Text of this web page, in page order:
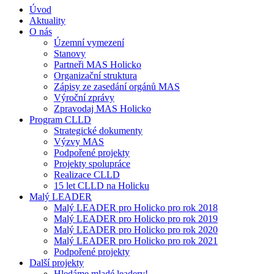
Úvod
Aktuality
O nás
Územní vymezení
Stanovy
Partneři MAS Holicko
Organizační struktura
Zápisy ze zasedání orgánů MAS
Výroční zprávy
Zpravodaj MAS Holicko
Program CLLD
Strategické dokumenty
Výzvy MAS
Podpořené projekty
Projekty spolupráce
Realizace CLLD
15 let CLLD na Holicku
Malý LEADER
Malý LEADER pro Holicko pro rok 2018
Malý LEADER pro Holicko pro rok 2019
Malý LEADER pro Holicko pro rok 2020
Malý LEADER pro Holicko pro rok 2021
Podpořené projekty
Další projekty